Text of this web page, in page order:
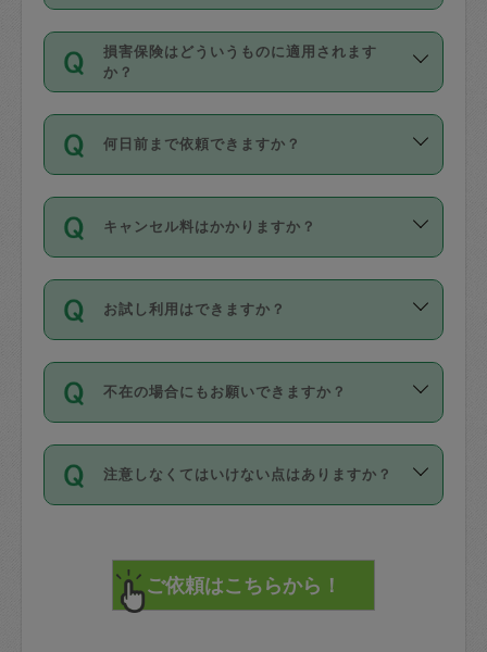
能です。依頼送信後、個別にタスカジさ
んにメッセージを送り調整してくださ
い。ただし、２時間を越えての調整はで
時間も被らない場合、損害保険の対象外
基本的に、高所での作業や危険作業、屋
外での作業は対象外です。
育園や学校の給食やレストランで料理関
係の専門職に従事されていた方、日本で
すでにハウスキーパーや英語の先生とし
てお仕事をしているフィリピン出身の
社員など様々なバックグラウンドの方が
登録しています。
日本語も話せる方など様々です。
ールに記載していますので、各自の得意
を依頼してください。
応募の際に、各自事務局との面接と説明
を行っています。その後、身分証明書の
写真提出をしていただいています。外国
確認しています。タスカジさんトレーニ
ング動画を使ったセルフトレーニングの
現場トライアルを受け、合格したタスカ
ジさんが活動されています。
※テストセンターの講評は１件目のレビュ
参考
【詳細】タスカジさんの登録に際
損害保険はどういうものに適用されます
か？
依頼者とタスカジさんとの間でタスカジ
を通して成立した作業時間内での作業に
適用されます。作業範囲は、掃除、洗
です。作業中に物を壊したり、人にけが
をさせたりした場合が対象で、補償金額
す。
写真を撮り、
詳細FAQ：
損害賠償保険について教えて
何日前まで依頼できますか？
ご依頼は、現在を起点に3日後（72時間
以降）の日時から受付可能となっていま
す。
タスカジさんへ「募集」をかけることが
可能です。
キャンセル料はかかりますか？
キャンセル料には、以下の2種類がありま
す。
1. 直前キャンセル（定期、スポット契約
共通）
72時間を超える※と、以下のキャンセル
料が発生します。
直前キャンセル料：
72時間前〜24時間前＝依頼料金の50%
お試し利用はできますか？
「お試し利用」というメニューはありま
せんが、「一回のみ」依頼を活用するこ
とによって、気に入ったタスカジさんを
まず、条件の合う気になるタスカジさ
みてください。
その後、一番気に入ったタスカジさんに
不在の場合にもお願いできますか？
不在の場合の作業はタスカジさんの同意
が必要です。数回の依頼ののち、タスカ
ジさんと依頼者の間で十分な信頼関係が
てください。
不在時に部屋に入るためにタスカジさん
注意しなくてはいけない点はありますか？
で、必ず鍵のかかるロッカーや金庫に入
れて依頼者の責任の元管理するよう心掛
けてください。